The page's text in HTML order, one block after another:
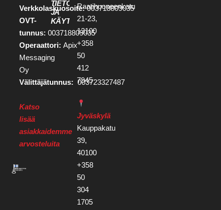
Verkkolaskuosoite:003718809035
OVT-
tunnus: 003718809035
Operaattori: Apix
Messaging
Oy
Välittäjätunnus: 003723327487
Katso
lisää
asiakkaidemme
arvosteluita
TIETOSUOJA
JA
KÄYTTÖEHDOT
Raatihuoneenkatu
21-23,
13100
+358
50
412
7945
Jyväskylä
Kauppakatu
39,
40100
+358
50
304
1705